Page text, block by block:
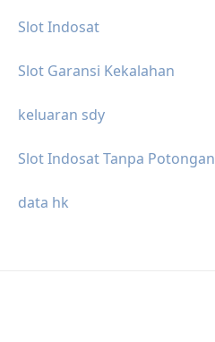
Slot Indosat
Slot Garansi Kekalahan
keluaran sdy
Slot Indosat Tanpa Potongan
data hk